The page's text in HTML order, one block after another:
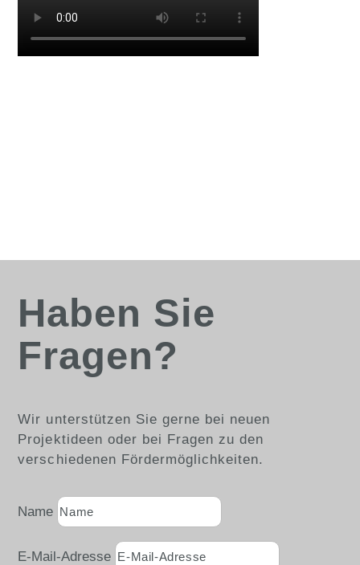
Haben Sie
Fragen?
Wir unterstützen Sie gerne bei neuen
Projektideen oder bei Fragen zu den
verschiedenen Fördermöglichkeiten.
Name
E-Mail-Adresse